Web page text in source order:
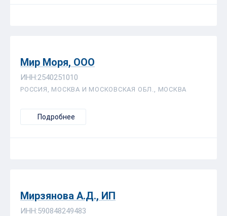
Мир Моря, ООО
ИНН:2540251010
РОССИЯ, МОСКВА И МОСКОВСКАЯ ОБЛ., МОСКВА
Подробнее
Мирзянова А.Д., ИП
ИНН:590848249483